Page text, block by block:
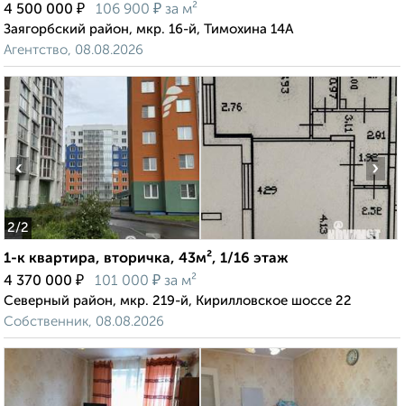
4 500 000 ₽ 106 900 ₽ за м²
Заягорбский район, мкр. 16-й, Тимохина 14А
Агентство, 08.08.2026
2/2
‹ ›
1-к квартира, вторичка, 43м², 1/16 этаж
4 370 000 ₽ 101 000 ₽ за м²
Северный район, мкр. 219-й, Кирилловское шоссе 22
Собственник, 08.08.2026